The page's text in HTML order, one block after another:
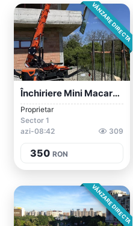
VÂNZARE DIRECTA
Închiriere Mini Macara București
Proprietar
Sector 1
azi-08:42
309
350 RON
VÂNZARE DIRECTA